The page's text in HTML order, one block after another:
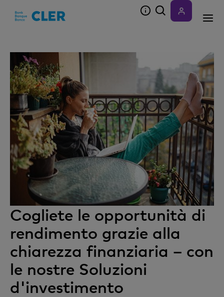
Cogliete le opportunità di
rendimento grazie alla
chiarezza finanziaria – con
le nostre Soluzioni
d'investimento